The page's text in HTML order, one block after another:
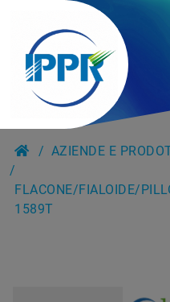
AZIENDE E
FLACONE/FIALOIDE/
1589T